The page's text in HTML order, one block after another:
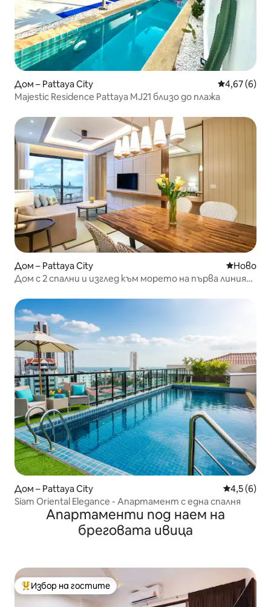
Дом – Pattaya City Средна
4,67 (6)
Majestic Residence Pattaya MJ21 близо до плажа
Дом – Pattaya City Ново
Ново
Дом с 2 спални и изглед към морето на първа линия
Дом – Pattaya City Средна
4,5 (6)
Siam Oriental Elegance - Апартамент с една спалня
Апартаменти под наем на
бреговата ивица
Най-популярен избор на гостите
Избор на гостите